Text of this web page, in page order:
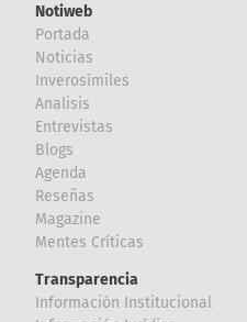
Notiweb
Portada
Noticias
Inverosímiles
Analisis
Entrevistas
Blogs
Agenda
Reseñas
Magazine
Mentes Críticas
Transparencia
Información Institucional